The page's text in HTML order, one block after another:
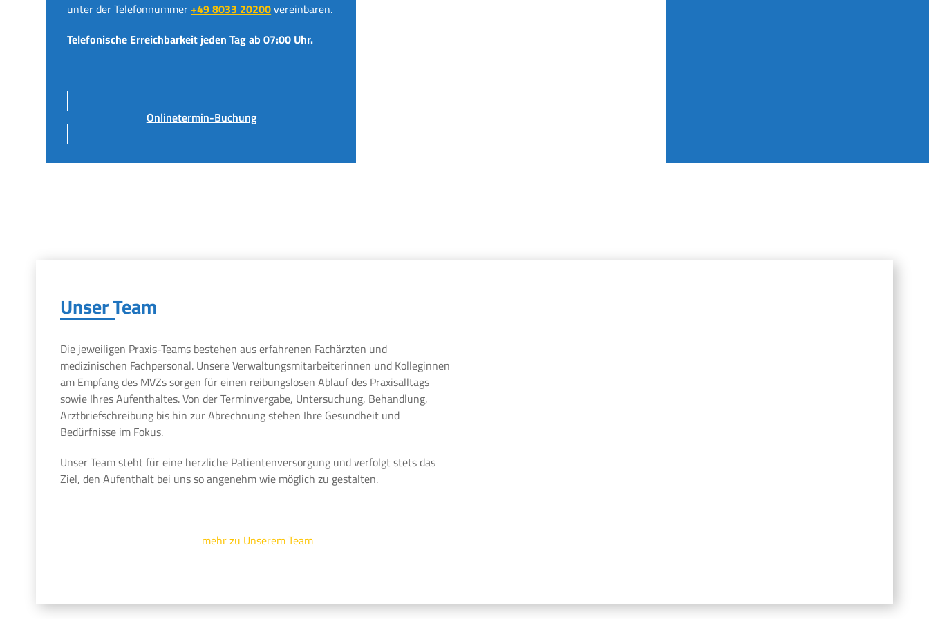
unter der Telefonnummer+49 8033 20200vereinbaren.
Telefonische Erreichbarkeit jeden Tag ab 07:00 Uhr.
Onlinetermin-Buchung
Unser Team
Die jeweiligen Praxis-Teams bestehen aus erfahrenen Fachärzten und
medizinischen Fachpersonal. Unsere Verwaltungsmitarbeiterinnen und Kolleginnen
am Empfang des MVZs sorgen für einen reibungslosen Ablauf des Praxisalltags
sowie Ihres Aufenthaltes. Von der Terminvergabe, Untersuchung, Behandlung,
Arztbriefschreibung bis hin zur Abrechnung stehen Ihre Gesundheit und
Bedürfnisse im Fokus.
Unser Team steht für eine herzliche Patientenversorgung und verfolgt stets das
Ziel, den Aufenthalt bei uns so angenehm wie möglich zu gestalten.
mehr zu Unserem Team